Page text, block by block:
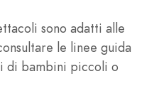
sono adatti alle
le linee guida
di bambini piccoli o